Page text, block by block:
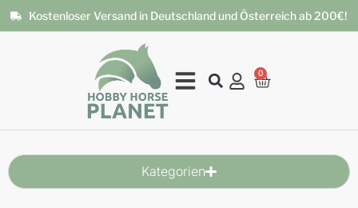
Kostenloser Versand in Deutschland und Österreich ab 200€!
0
Kategorien